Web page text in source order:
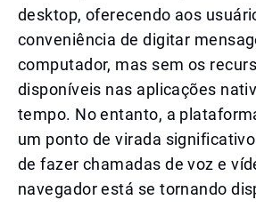
desktop, oferecendo aos
conveniência de digitar
computador, mas sem os
disponíveis nas aplicações
tempo. No entanto, a
um ponto de virada
de fazer chamadas de voz e
navegador está se tornando